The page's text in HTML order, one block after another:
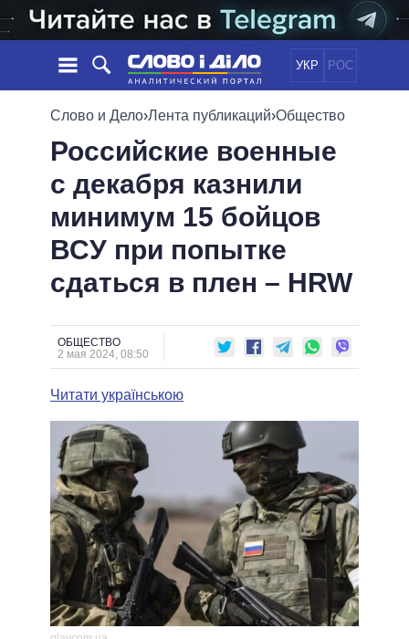
УКР РОС
НОВОСТИ
ЛЕНТА
СОБЫТИЯ
СТАТЬИ
ОБЗОРЫ
ДАЙДЖЕСТЫ
ПОЛИТИКА
ЭКОНОМИКА
ОБЩЕСТВО
ОБЕЩАНИЯ
ПОЛИТИКИ
ВСЕ ПОЛИТИКИ
ПРЕЗИДЕНТ И ОФИС
ВЕРХОВНАЯ РАДА
ГЛАВЫ ОБЛАДМИНИСТРАЦИЙ
МЭРЫ
ВСЕ ПЕРСОНЫ
ИНФОГРАФИКА
ВИДЕО
СРАВНЕНИЕ ПОЛИТИКОВ
Слово и Дело›Лента публикаций›Общество
Российские военные
с декабря казнили
минимум 15 бойцов
ВСУ при попытке
сдаться в плен – HRW
ОБЩЕСТВО
2 мая 2024, 08:50
Читати українською